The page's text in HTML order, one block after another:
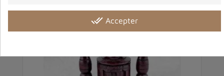
done_all Accepter